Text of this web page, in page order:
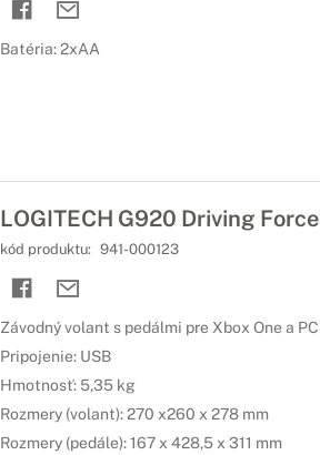
Batéria: 2xAA
LOGITECH G920 Driving Force
kód produktu: 941-000123
Závodný volant s pedálmi pre Xbox One a PC
Pripojenie: USB
Hmotnosť: 5,35 kg
Rozmery (volant): 270 x260 x 278 mm
Rozmery (pedále): 167 x 428,5 x 311 mm